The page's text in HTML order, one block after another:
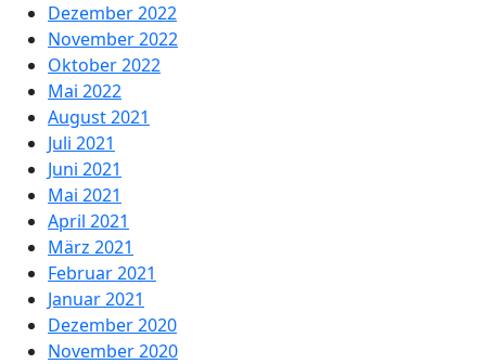
Dezember 2022
November 2022
Oktober 2022
Mai 2022
August 2021
Juli 2021
Juni 2021
Mai 2021
April 2021
März 2021
Februar 2021
Januar 2021
Dezember 2020
November 2020